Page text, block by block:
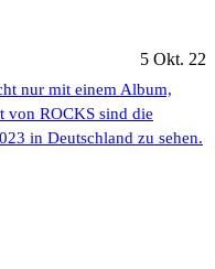
5 Okt. 22
nur mit einem Album,
von ROCKS sind die
in Deutschland zu sehen.